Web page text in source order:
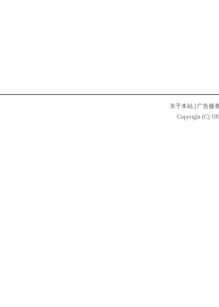
关于本站
广告服
Copyright (C)